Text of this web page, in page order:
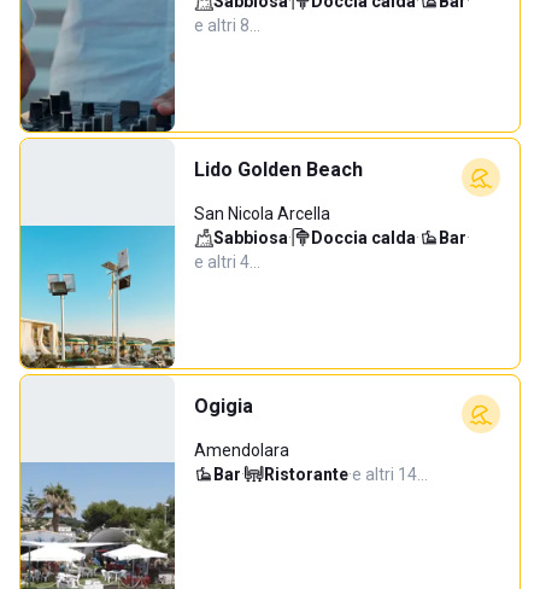
e altri 8…
Lido Golden Beach
San Nicola Arcella
Sabbiosa· Doccia calda· Bar·
e altri 4…
Ogigia
Amendolara
Bar· Ristorante·e altri 14…